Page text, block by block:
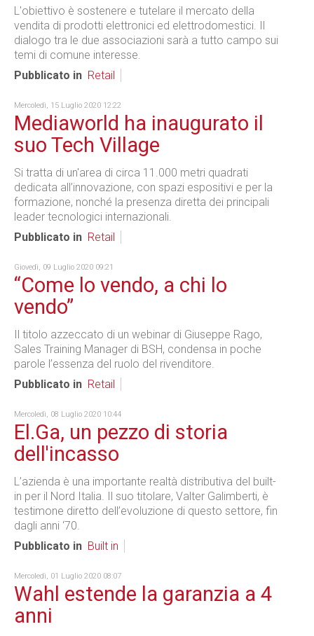
L'obiettivo è sostenere e tutelare il mercato della
vendita di prodotti elettronici ed elettrodomestici. Il
dialogo tra le due associazioni sarà a tutto campo sui
temi di comune interesse.
Pubblicato in Retail
Mercoledì, 15 Luglio 2020 12:22
Mediaworld ha inaugurato il
suo Tech Village
Si tratta di un'area di circa 11.000 metri quadrati
dedicata all’innovazione, con spazi espositivi e per la
formazione, nonché la presenza diretta dei principali
leader tecnologici internazionali.
Pubblicato in Retail
Giovedì, 09 Luglio 2020 09:21
“Come lo vendo, a chi lo
vendo”
Il titolo azzeccato di un webinar di Giuseppe Rago,
Sales Training Manager di BSH, condensa in poche
parole l’essenza del ruolo del rivenditore.
Pubblicato in Retail
Mercoledì, 08 Luglio 2020 10:44
El.Ga, un pezzo di storia
dell'incasso
L’azienda è una importante realtà distributiva del built-
in per il Nord Italia. Il suo titolare, Valter Galimberti, è
testimone diretto dell’evoluzione di questo settore, fin
dagli anni ‘70.
Pubblicato in Built in
Mercoledì, 01 Luglio 2020 08:07
Wahl estende la garanzia a 4
anni